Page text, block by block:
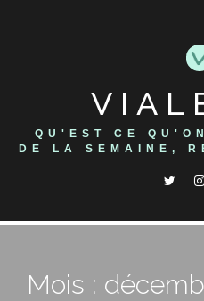
QU'EST CE
DE LA SEMAINE,
Mois :